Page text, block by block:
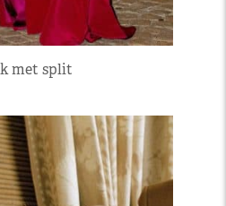
met split